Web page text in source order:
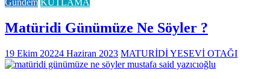
Gündem KUTLAMA
Matüridi Günümüze Ne Söyler ?
19 Ekim 20224 Haziran 2023 MATURİDİ YESEVİ OTAĞI